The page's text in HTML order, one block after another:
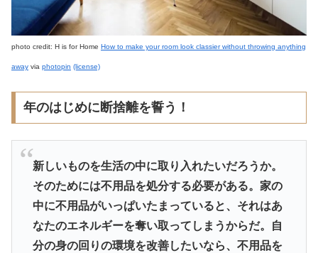
photo credit: H is for Home How to make your room look classier without throwing anything
away via photopin (license)
年のはじめに断捨離を誓う！
新しいものを生活の中に取り入れたいだろうか。
そのためには不用品を処分する必要がある。家の
中に不用品がいっぱいたまっていると、それはあ
なたのエネルギーを奪い取ってしまうからだ。自
分の身の回りの環境を改善したいなら、不用品を